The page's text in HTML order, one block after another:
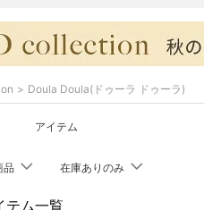
Doula Doula(ドゥーラ ドゥーラ)
アイテム
品 在庫ありのみ
テム一覧